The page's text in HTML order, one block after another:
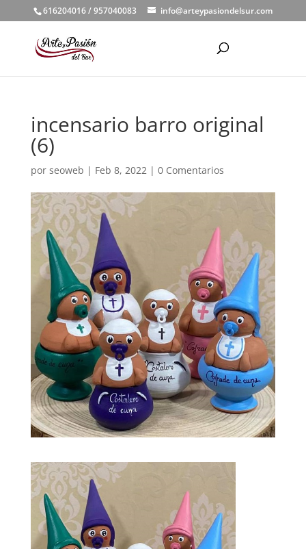
616204016 / 957040083 info@arteypasiondelsur.com
incensario barro original
(6)
por seoweb | Feb 8, 2022| 0 Comentarios